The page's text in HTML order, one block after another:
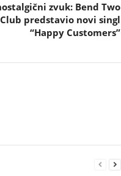
zvuk: Bend Two
predstavio novi singl
“Happy Customers”